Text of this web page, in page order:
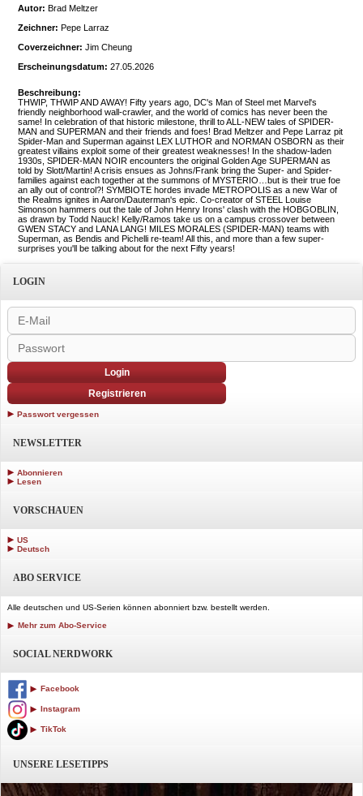
Autor: Brad Meltzer
Zeichner: Pepe Larraz
Coverzeichner: Jim Cheung
Erscheinungsdatum: 27.05.2026
Beschreibung:
THWIP, THWIP AND AWAY! Fifty years ago, DC's Man of Steel met Marvel's
friendly neighborhood wall-crawler, and the world of comics has never been the
same! In celebration of that historic milestone, thrill to ALL-NEW tales of SPIDER-
MAN and SUPERMAN and their friends and foes! Brad Meltzer and Pepe Larraz pit
Spider-Man and Superman against LEX LUTHOR and NORMAN OSBORN as their
greatest villains exploit some of their greatest weaknesses! In the shadow-laden
1930s, SPIDER-MAN NOIR encounters the original Golden Age SUPERMAN as
told by Slott/Martin! A crisis ensues as Johns/Frank bring the Super- and Spider-
families against each together at the summons of MYSTERIO…but is their true foe
an ally out of control?! SYMBIOTE hordes invade METROPOLIS as a new War of
the Realms ignites in Aaron/Dauterman's epic. Co-creator of STEEL Louise
Simonson hammers out the tale of John Henry Irons' clash with the HOBGOBLIN,
as drawn by Todd Nauck! Kelly/Ramos take us on a campus crossover between
GWEN STACY and LANA LANG! MILES MORALES (SPIDER-MAN) teams with
Superman, as Bendis and Pichelli re-team! All this, and more than a few super-
surprises you'll be talking about for the next Fifty years!
LOGIN
Login
Registrieren
Passwort vergessen
NEWSLETTER
Abonnieren
Lesen
VORSCHAUEN
US
Deutsch
ABO SERVICE
Alle deutschen und US-Serien können abonniert bzw. bestellt werden.
Mehr zum Abo-Service
SOCIAL NERDWORK
Facebook
Instagram
TikTok
UNSERE LESETIPPS